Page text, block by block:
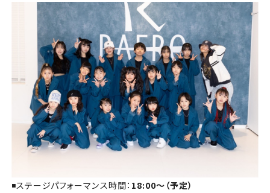
◾️ステージパフォーマンス時間： 18:00～（予定）